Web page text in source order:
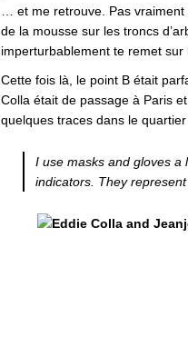
… et me retrouve. Pas
de la mousse sur les troncs
imperturbablement te remet sur
Cette fois là, le point B était
Colla était de passage à Paris
quelques traces dans le
I use masks and gloves a
indicators. They